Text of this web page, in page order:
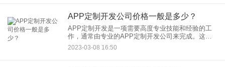
APP定制开发公司价格一般是多少？
APP定制开发是一项需要高度专业技能和经验的工
作，通常由专业的APP定制开发公司来完成。这种
类型的公司可以帮助客户根据其具体需求创建一个
定制化的APP。APP定制开发公司通常会使用一系
2023-03-08 16:50